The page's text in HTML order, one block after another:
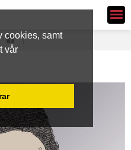
cookies, samt
vår
Ledarsidorna.se